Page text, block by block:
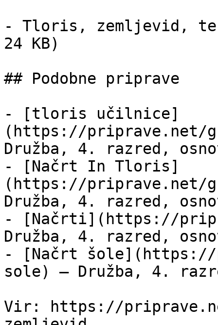
- Tloris, zemljevid,
24 KB)
## Podobne priprave
- [tloris učilnice]
(https://priprave.net/
Družba, 4. razred,
- [Načrt In Tloris]
(https://priprave.net/
Družba, 4. razred,
- [Načrti](https://
Družba, 4. razred,
- [Načrt šole](https://
sole) — Družba, 4.
Vir: https://